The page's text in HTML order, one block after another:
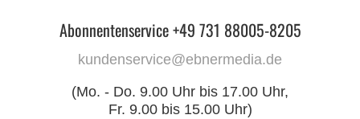
Abonnentenservice +49 731 88005-8205
kundenservice@ebnermedia.de
(Mo. - Do. 9.00 Uhr bis 17.00 Uhr,
Fr. 9.00 bis 15.00 Uhr)